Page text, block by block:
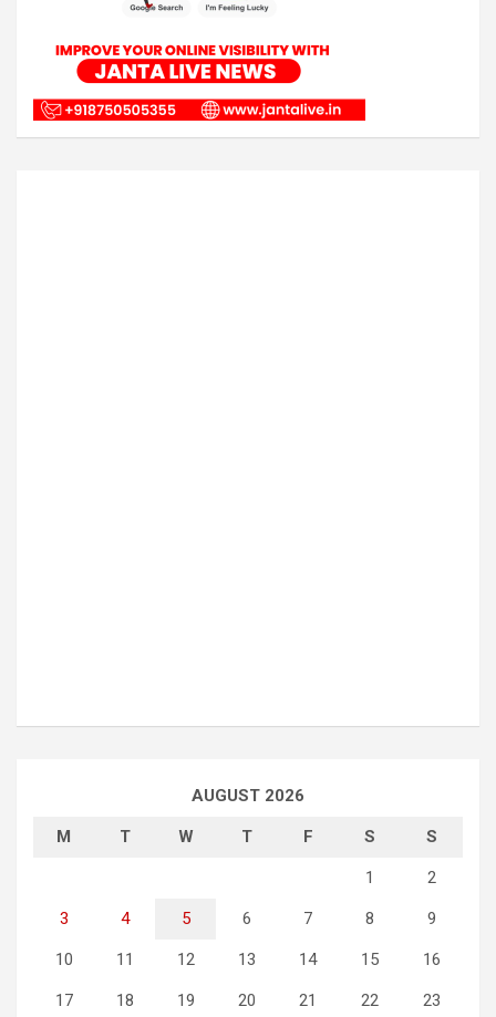
AUGUST 2026
M T W T F S S
1 2
3 4 5 6 7 8 9
10 11 12 13 14 15 16
17 18 19 20 21 22 23